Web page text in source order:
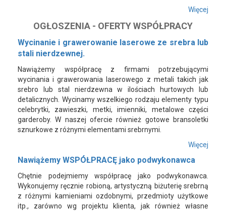
Więcej
OGŁOSZENIA - OFERTY WSPÓŁPRACY
Wycinanie i grawerowanie laserowe ze srebra lub
stali nierdzewnej.
Nawiążemy współpracę z firmami potrzebującymi
wycinania i grawerowania laserowego z metali takich jak
srebro lub stal nierdzewna w ilościach hurtowych lub
detalicznych. Wycinamy wszelkiego rodzaju elementy typu
celebrytki, zawieszki, metki, imienniki, metalowe części
garderoby. W naszej ofercie również gotowe bransoletki
sznurkowe z różnymi elementami srebrnymi.
Więcej
Nawiążemy WSPÓŁPRACĘ jako podwykonawca
Chętnie podejmiemy współpracę jako podwykonawca.
Wykonujemy ręcznie robioną, artystyczną biżuterię srebrną
z różnymi kamieniami ozdobnymi, przedmioty użytkowe
itp., zarówno wg projektu klienta, jak również własne